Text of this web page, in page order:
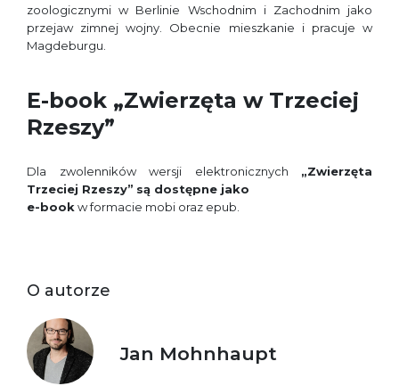
zoologicznymi w Berlinie Wschodnim i Zachodnim jako
przejaw zimnej wojny. Obecnie mieszkanie i pracuje w
Magdeburgu.
E-book „Zwierzęta w Trzeciej
Rzeszy”
Dla zwolenników wersji elektronicznych „Zwierzęta
Trzeciej Rzeszy” są dostępne jako
e-book w formacie mobi oraz epub.
O autorze
Jan Mohnhaupt